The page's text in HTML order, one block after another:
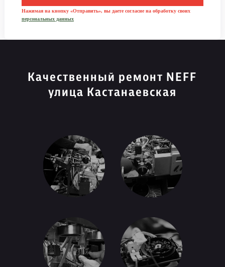
Нажимая на кнопку «Отправить», вы даете согласие на обработку своих
персональных данных
Качественный ремонт NEFF
улица Кастанаевская